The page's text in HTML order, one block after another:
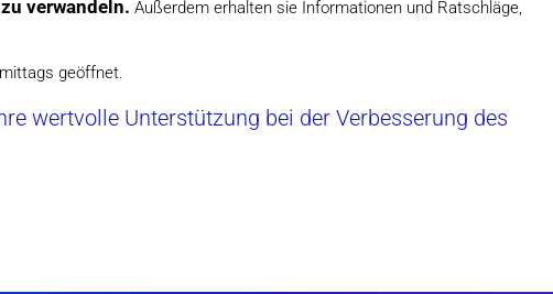
verwandeln. Außerdem erhalten sie Informationen und Ratschläge,
geöffnet.
wertvolle Unterstützung bei der Verbesserung des